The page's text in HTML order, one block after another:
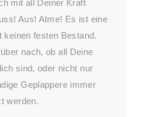
mit all Deiner Kraft
Aus! Atme! Es ist eine
keinen festen Bestand.
nach, ob all Deine
sind, oder nicht nur
Geplappere immer
werden.